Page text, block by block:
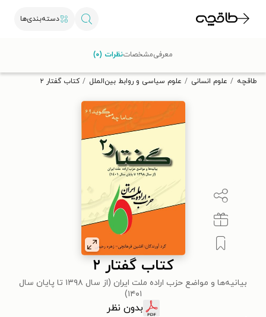
دسته‌بندی‌ها
تخفیف از طاقچه دریافت کن.
طاقچه علوم انسانی علوم سیاسی و روابط بین‌الملل کتاب گفتار ۲
کتاب گفتار ۲
بیانیه‌ها و مواضع حزب اراده ملت ایران (از سال ۱۳۹۸ تا پایان سال
۱۴۰۱)
بدون نظر
معرفیمشخصاتنظرات (۰)